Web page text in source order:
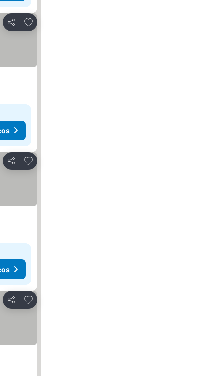
Partilhar
Adicionar aos favoritos
Partilhar
Adicionar aos favoritos
Partilhar
Adicionar aos favoritos